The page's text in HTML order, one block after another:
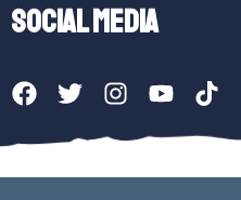
SOCIAL MEDIA